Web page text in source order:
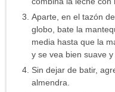
Aparte, en el tazón
globo, bate la
media hasta que la
y se vea bien suave y
Sin dejar de batir,
almendra.